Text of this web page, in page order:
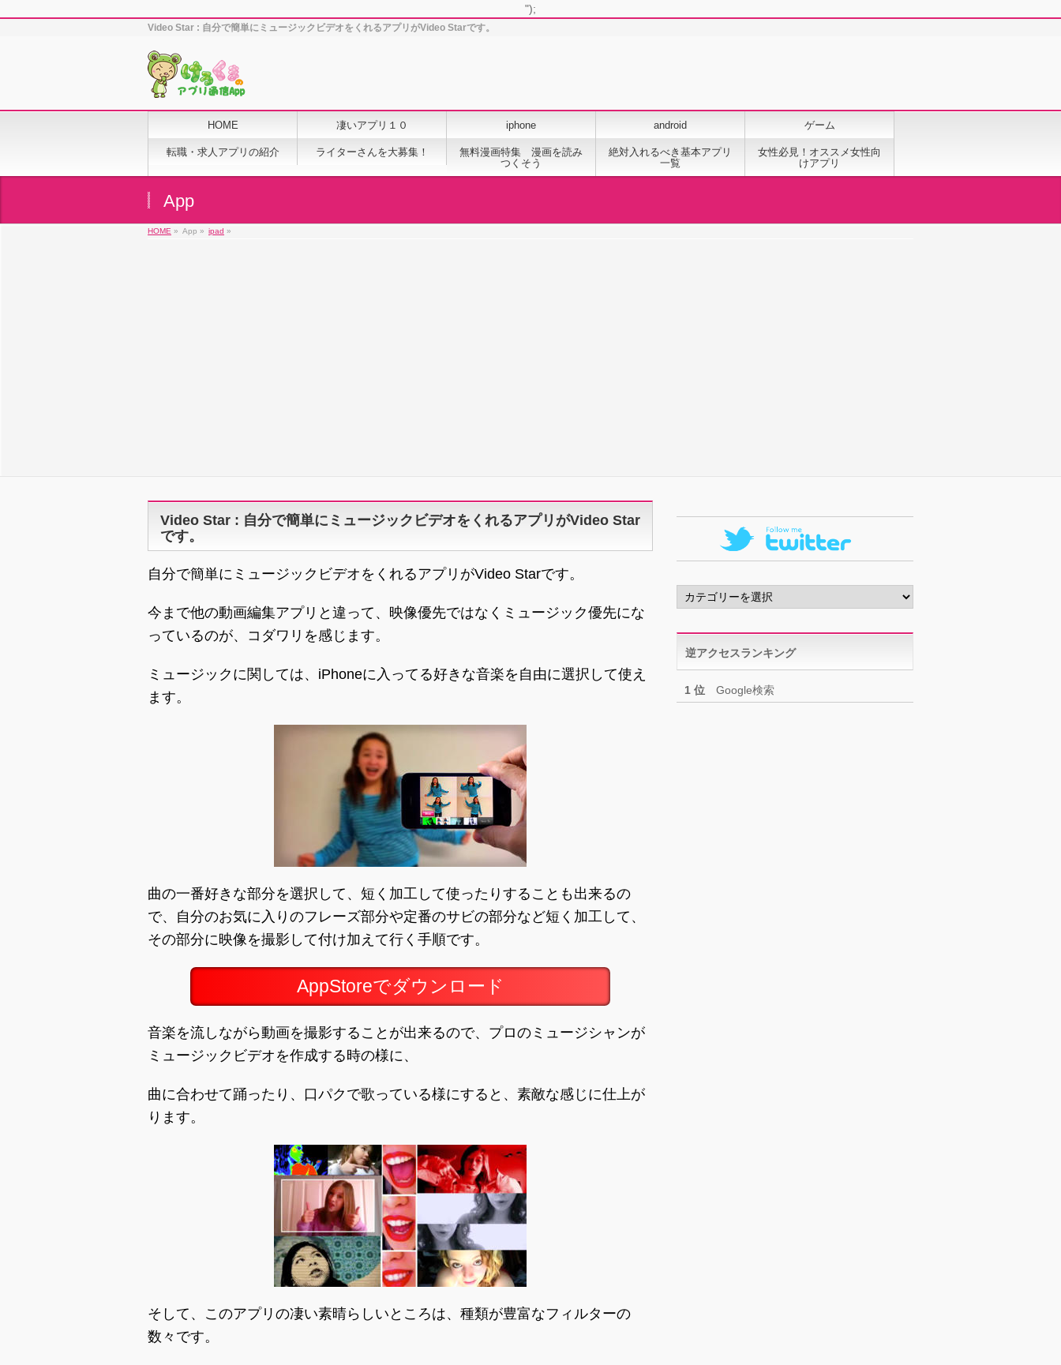
");
Video Star : 自分で簡単にミュージックビデオをくれるアプリがVideo Starです。
HOME 凄いアプリ１０ iphone android ゲーム
転職・求人アプリの紹介 ライターさんを大募集！
無料漫画特集 漫画を読み
つくそう
絶対入れるべき基本アプリ
一覧
女性必見！オススメ女性向
けアプリ
App
HOME » App » ipad »
Video Star : 自分で簡単にミュージックビデオをくれるアプリがVideo Star
です。
自分で簡単にミュージックビデオをくれるアプリがVideo Starです。
今まで他の動画編集アプリと違って、映像優先ではなくミュージック優先にな
っているのが、コダワリを感じます。
ミュージックに関しては、iPhoneに入ってる好きな音楽を自由に選択して使え
ます。
曲の一番好きな部分を選択して、短く加工して使ったりすることも出来るの
で、自分のお気に入りのフレーズ部分や定番のサビの部分など短く加工して、
その部分に映像を撮影して付け加えて行く手順です。
AppStoreでダウンロード
音楽を流しながら動画を撮影することが出来るので、プロのミュージシャンが
ミュージックビデオを作成する時の様に、
曲に合わせて踊ったり、口パクで歌っている様にすると、素敵な感じに仕上が
ります。
そして、このアプリの凄い素晴らしいところは、種類が豊富なフィルターの
数々です。
カ
テ
リ
ー逆アクセスランキング
1 位 Google検索